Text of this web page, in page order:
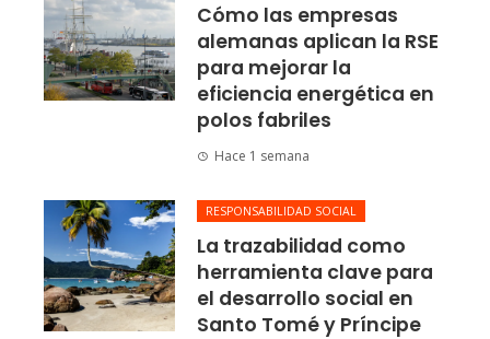
Cómo las empresas
alemanas aplican la RSE
para mejorar la
eficiencia energética en
polos fabriles
Hace 1 semana
RESPONSABILIDAD SOCIAL
La trazabilidad como
herramienta clave para
el desarrollo social en
Santo Tomé y Príncipe